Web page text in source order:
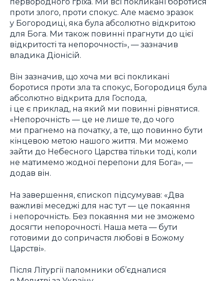
проти злого, проти спокус. Але маємо зразок
у Богородиці, яка була абсолютно відкритою
для Бога. Ми також повинні прагнути до цієї
відкритості та непорочності», — зазначив
владика Діонісій.
Він зазначив, що хоча ми всі покликані
боротися проти зла та спокус, Богородиця була
абсолютно відкрита для Господа,
і це є приклад, на який ми повинні рівнятися.
«Непорочність — це не лише те, до чого
ми прагнемо на початку, а те, що повинно бути
кінцевою метою нашого життя. Ми можемо
зайти до Небесного Царства тільки тоді, коли
не матимемо жодної перепони для Бога», —
додав він.
На завершення, єпископ підсумував: «Два
важливі меседжі для нас тут — це покаяння
і непорочність. Без покаяння ми не зможемо
досягти непорочності. Наша мета — бути
готовими до сопричастя любові в Божому
Царстві».
Після Літургії паломники об’єдналися